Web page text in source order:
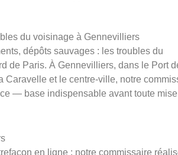
du voisinage à Gennevilliers
dépôts sauvages : les troubles du
de Paris. À Gennevilliers, dans le Port
Caravelle et le centre-ville, notre
— base indispensable avant toute
en ligne : notre commissaire